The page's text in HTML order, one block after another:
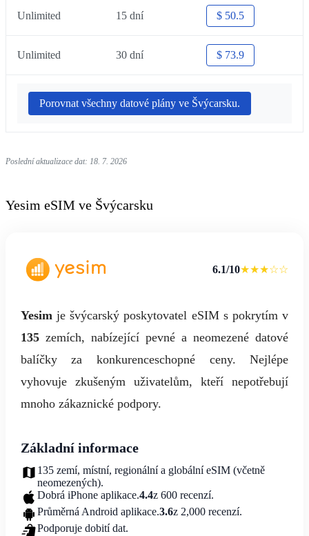
Unlimited 15 dní $ 50.5
Unlimited 30 dní $ 73.9
Porovnat všechny datové plány ve Švýcarsku.
Poslední aktualizace dat: 18. 7. 2026
Yesim eSIM ve Švýcarsku
6.1/10★★★☆☆
Yesim je švýcarský poskytovatel eSIM s pokrytím v
135zemích, nabízející pevné a neomezené datové
balíčky za konkurenceschopné ceny. Nejlépe
vyhovuje zkušeným uživatelům, kteří nepotřebují
mnoho zákaznické podpory.
Základní informace
135 zemí, místní, regionální a globální eSIM (včetně
neomezených).
Dobrá iPhone aplikace.4.4z 600 recenzí.
Průměrná Android aplikace.3.6z 2,000 recenzí.
Podporuje dobití dat.